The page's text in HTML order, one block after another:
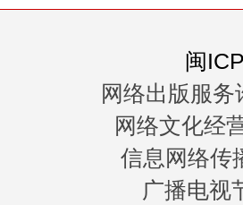
闽
网络出版服
网络文化经
信息网络传
广播电视